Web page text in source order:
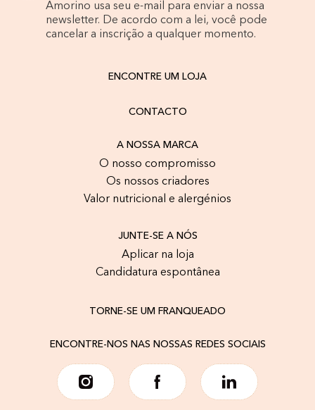
Amorino usa seu e-mail para enviar a nossa
newsletter. De acordo com a lei, você pode
cancelar a inscrição a qualquer momento.
ENCONTRE UM LOJA
CONTACTO
A NOSSA MARCA
O nosso compromisso
Os nossos criadores
Valor nutricional e alergénios
JUNTE-SE A NÓS
Aplicar na loja
Candidatura espontânea
TORNE-SE UM FRANQUEADO
ENCONTRE-NOS NAS NOSSAS REDES SOCIAIS